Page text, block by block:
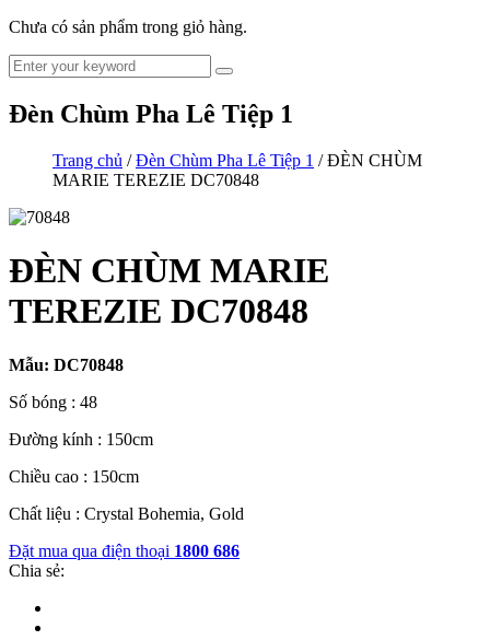
Chưa có sản phẩm trong giỏ hàng.
Đèn Chùm Pha Lê Tiệp 1
Trang chủ /Đèn Chùm Pha Lê Tiệp 1 / ĐÈN CHÙM
MARIE TEREZIE DC70848
ĐÈN CHÙM MARIE
TEREZIE DC70848
Mẫu: DC70848
Số bóng : 48
Đường kính : 150cm
Chiều cao : 150cm
Chất liệu : Crystal Bohemia, Gold
Đặt mua qua điện thoại 1800 686
Chia sẻ: